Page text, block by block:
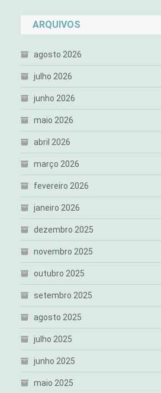
ARQUIVOS
agosto 2026
julho 2026
junho 2026
maio 2026
abril 2026
março 2026
fevereiro 2026
janeiro 2026
dezembro 2025
novembro 2025
outubro 2025
setembro 2025
agosto 2025
julho 2025
junho 2025
maio 2025